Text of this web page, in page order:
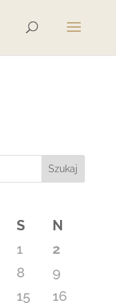
Szukaj
S
N
1
2
8
9
15
16